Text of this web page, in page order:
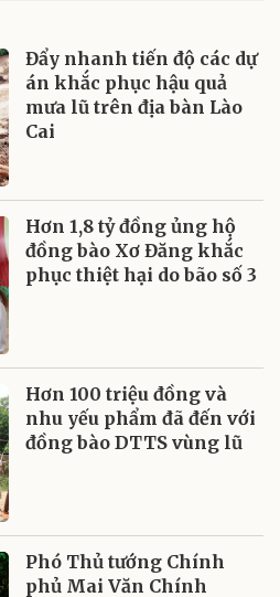
Đẩy nhanh tiến độ các dự
án khắc phục hậu quả
mưa lũ trên địa bàn Lào
Cai
Hơn 1,8 tỷ đồng ủng hộ
đồng bào Xơ Đăng khắc
phục thiệt hại do bão số 3
Hơn 100 triệu đồng và
nhu yếu phẩm đã đến với
đồng bào DTTS vùng lũ
Phó Thủ tướng Chính
phủ Mai Văn Chính